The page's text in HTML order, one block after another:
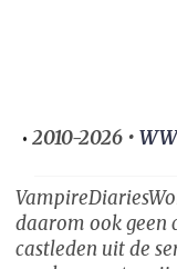
• 2010-2026 •
daarom ook geen
castleden uit de